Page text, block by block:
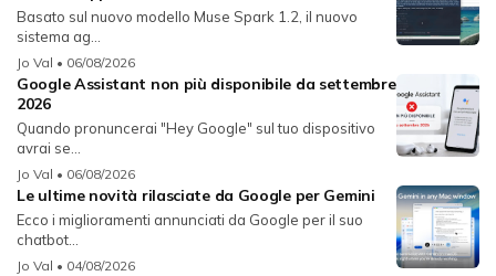
Basato sul nuovo modello Muse Spark 1.2, il nuovo
sistema ag...
Jo Val • 06/08/2026
Google Assistant non più disponibile da settembre
2026
Quando pronuncerai "Hey Google" sul tuo dispositivo
avrai se...
Jo Val • 06/08/2026
Le ultime novità rilasciate da Google per Gemini
Ecco i miglioramenti annunciati da Google per il suo
chatbot...
Jo Val • 04/08/2026